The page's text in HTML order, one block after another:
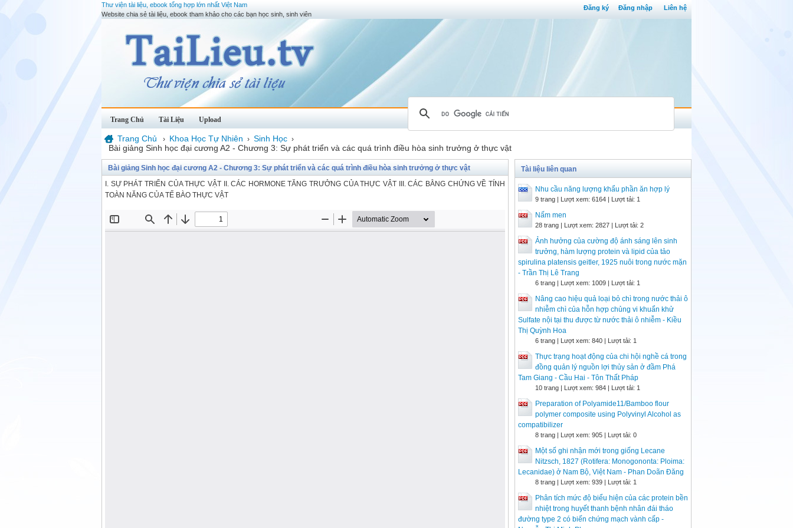
Đăng ký Đăng nhập Liên hệ
Thư viện tài liệu, ebook tổng hợp lớn nhất Việt Nam
Website chia sẻ tài liệu, ebook tham khảo cho các bạn học sinh, sinh viên
Trang Chủ Tài Liệu Upload
Trang Chủ › Khoa Học Tự Nhiên › Sinh Học ›
Bài giảng Sinh học đại cương A2 - Chương 3: Sự phát triển và các quá trình điều hòa sinh trưởng ở thực vật
Bài giảng Sinh học đại cương A2 - Chương 3: Sự phát triển và các quá trình điều hòa sinh trưởng ở thực vật
I. SỰ PHÁT TRIỂN CỦA THỰC VẬT II. CÁC HORMONE TĂNG TRƯỞNG CỦA THỰC VẬT III. CÁC BẰNG CHỨNG VỀ TÍNH
TOÀN NĂNG CỦA TẾ BÀO THỰC VẬT
Tài liệu liên quan
Nhu cầu năng lượng khẩu phần ăn hợp lý
9 trang | Lượt xem: 6164 | Lượt tải: 1
Nấm men
28 trang | Lượt xem: 2827 | Lượt tải: 2
Ảnh hưởng của cường độ ánh sáng lên sinh
trưởng, hàm lượng protein và lipid của tảo
spirulina platensis geitler, 1925 nuôi trong nước mặn
- Trần Thị Lê Trang
6 trang | Lượt xem: 1009 | Lượt tải: 1
Nâng cao hiệu quả loại bỏ chì trong nước thải ô
nhiễm chì của hỗn hợp chủng vi khuẩn khử
Sulfate nội tại thu được từ nước thải ô nhiễm - Kiều
Thị Quỳnh Hoa
6 trang | Lượt xem: 840 | Lượt tải: 1
Thực trạng hoạt động của chi hội nghề cá trong
đồng quản lý nguồn lợi thủy sản ở đầm Phá
Tam Giang - Cầu Hai - Tôn Thất Pháp
10 trang | Lượt xem: 984 | Lượt tải: 1
Preparation of Polyamide11/Bamboo flour
polymer composite using Polyvinyl Alcohol as
compatibilizer
8 trang | Lượt xem: 905 | Lượt tải: 0
Một số ghi nhận mới trong giống Lecane
Nitzsch, 1827 (Rotifera: Monogononta: Ploima:
Lecanidae) ở Nam Bộ, Việt Nam - Phan Doãn Đăng
8 trang | Lượt xem: 939 | Lượt tải: 1
Phân tích mức độ biểu hiện của các protein bền
nhiệt trong huyết thanh bệnh nhân đái tháo
đường type 2 có biến chứng mạch vành cấp -